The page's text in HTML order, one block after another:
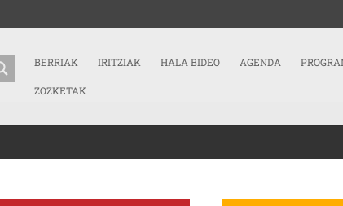
BERRIAK IRITZIAK HALA BIDEO AGENDA
ZOZKETAK